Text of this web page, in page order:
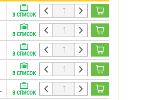
В СПИСОК
В СПИСОК
В СПИСОК
В СПИСОК
В СПИСОК